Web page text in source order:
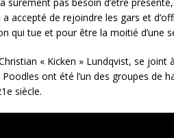
sûrement pas besoin d’être
a accepté de rejoindre les gars et
qui tue et pour être la moitié d’une
« Kicken » Lundqvist, se joint
ont été l’un des groupes de
siècle.